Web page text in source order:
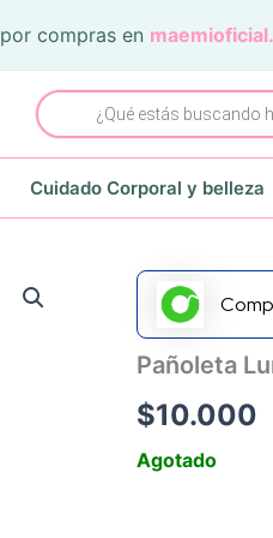
por compras en
Búsqueda
de
productos
Cuidado Corporal y belleza
Pañoleta
$10.000
Agotado